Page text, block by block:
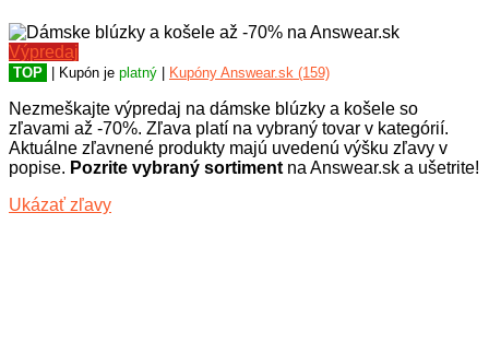
Výpredaj
TOP | Kupón je platný Kupóny Answear.sk (159)
Nezmeškajte výpredaj na dámske blúzky a košele so
zľavami až -70%. Zľava platí na vybraný tovar v kategórií.
Aktuálne zľavnené produkty majú uvedenú výšku zľavy v
popise. Pozrite vybraný sortimentna Answear.sk a ušetrite!
Ukázať zľavy